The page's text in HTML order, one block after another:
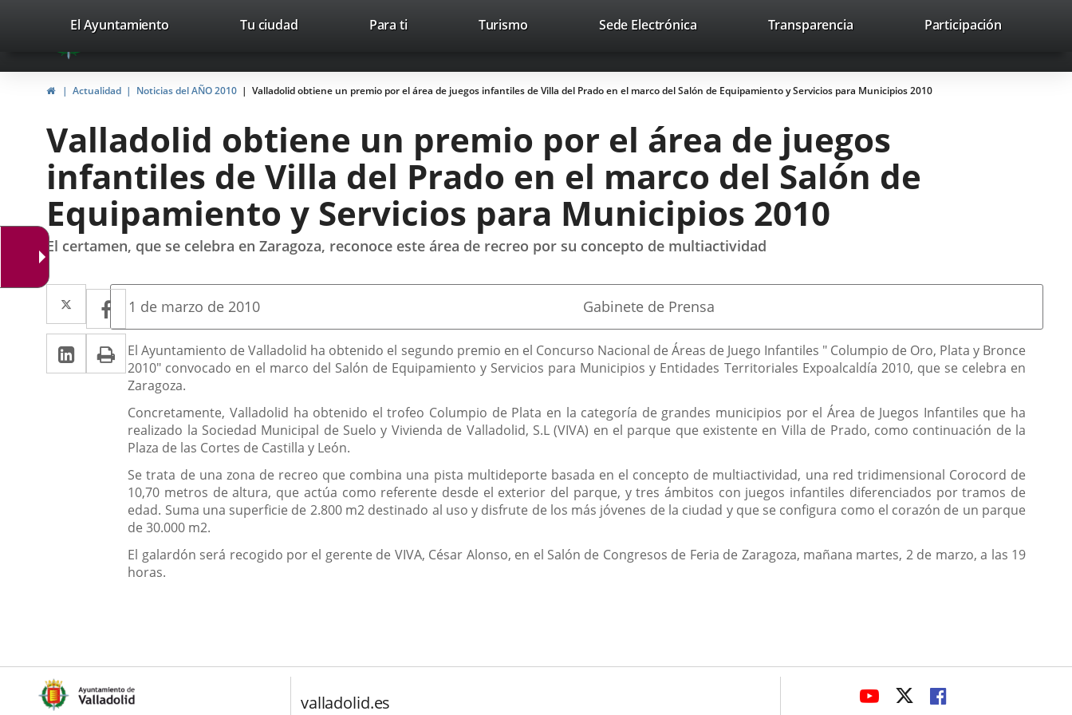
Portal
Web
del
Valladolid
avaTop Trabaja con nosotros Contacto avaHeaderSocial
Enlace
una
aplicación
Enlace
una
aplicación
Enlace
una
aplicación
Buscar
valladolid.es
El Ayuntamiento Tu ciudad Para ti TurismoEste
abrirá
en
nueva.
Sede ElectrónicaEnlace
aplicación
externa.
Transparencia Participación
InicioActualidad Noticias del AÑO 2010 Valladolid obtiene un premio por el área de juegos infantiles de Villa del Prado en el marco del Salón de Equipamiento y Servicios para Municipios 2010
Valladolid obtiene un premio por el área de juegos
infantiles de Villa del Prado en el marco del Salón de
Equipamiento y Servicios para Municipios 2010
El certamen, que se celebra en Zaragoza, reconoce este área de recreo por su concepto de multiactividad
Twitter
Enlace
a
una
aplicación
externa.
Facebook
Enlace
a
una
aplicación
externa.
LinkedIn
Enlace
a
aplicación
externa.
Imprimir
Fecha
la
noticia
1 de marzo de 2010 Fuente
la
noticia
Gabinete de Prensa
Descripción
El Ayuntamiento de Valladolid ha obtenido el segundo premio en el Concurso Nacional de Áreas de Juego Infantiles " Columpio de Oro, Plata y Bronce
2010" convocado en el marco del Salón de Equipamiento y Servicios para Municipios y Entidades Territoriales Expoalcaldía 2010, que se celebra en
Zaragoza.
Concretamente, Valladolid ha obtenido el trofeo Columpio de Plata en la categoría de grandes municipios por el Área de Juegos Infantiles que ha
realizado la Sociedad Municipal de Suelo y Vivienda de Valladolid, S.L (VIVA) en el parque que existente en Villa de Prado, como continuación de la
Plaza de las Cortes de Castilla y León.
Se trata de una zona de recreo que combina una pista multideporte basada en el concepto de multiactividad, una red tridimensional Corocord de
10,70 metros de altura, que actúa como referente desde el exterior del parque, y tres ámbitos con juegos infantiles diferenciados por tramos de
edad. Suma una superficie de 2.800 m2 destinado al uso y disfrute de los más jóvenes de la ciudad y que se configura como el corazón de un parque
de 30.000 m2.
El galardón será recogido por el gerente de VIVA, César Alonso, en el Salón de Congresos de Feria de Zaragoza, mañana martes, 2 de marzo, a las 19
horas.
valladolid.es
ENLACEENLACEENLACE